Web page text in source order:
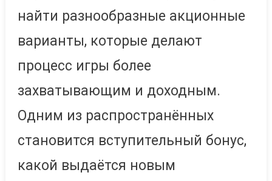
найти разнообразные акционные
варианты, которые делают
процесс игры более
захватывающим и доходным.
Одним из распространённых
становится вступительный бонус,
какой выдаётся новым